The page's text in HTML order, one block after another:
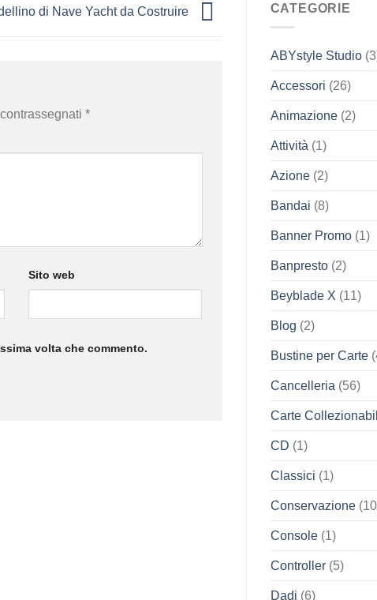
di Nave Yacht da Costruire
*
Sito web
volta che commento.
CATEGORIE
ABYstyle Studio
Accessori (26)
Animazione(2)
Attività (1)
Azione(2)
Bandai (8)
Banner Promo(1)
Banpresto(2)
Beyblade X (11)
Blog (2)
Bustine per Carte
Cancelleria (56)
Carte
CD (1)
Classici (1)
Conservazione
Console(1)
Controller(5)
Dadi (6)